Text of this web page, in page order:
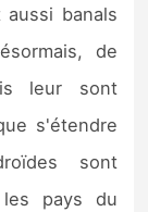
banals
de
leur sont
s'étendre
sont
les pays du